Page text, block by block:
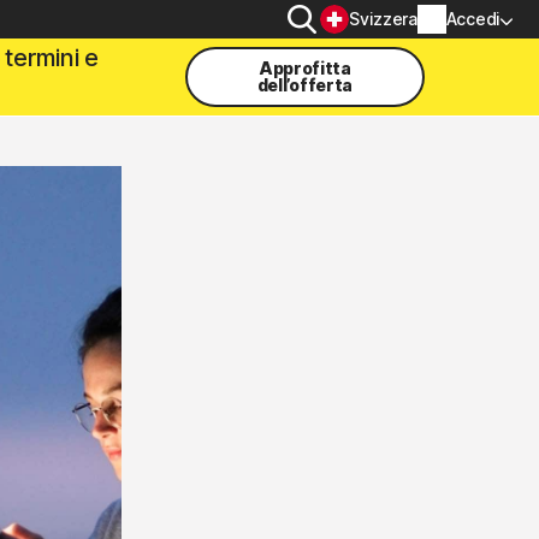
PRIVACY
CercaSvizzera Accedi
e
Approfitta
dell’offerta